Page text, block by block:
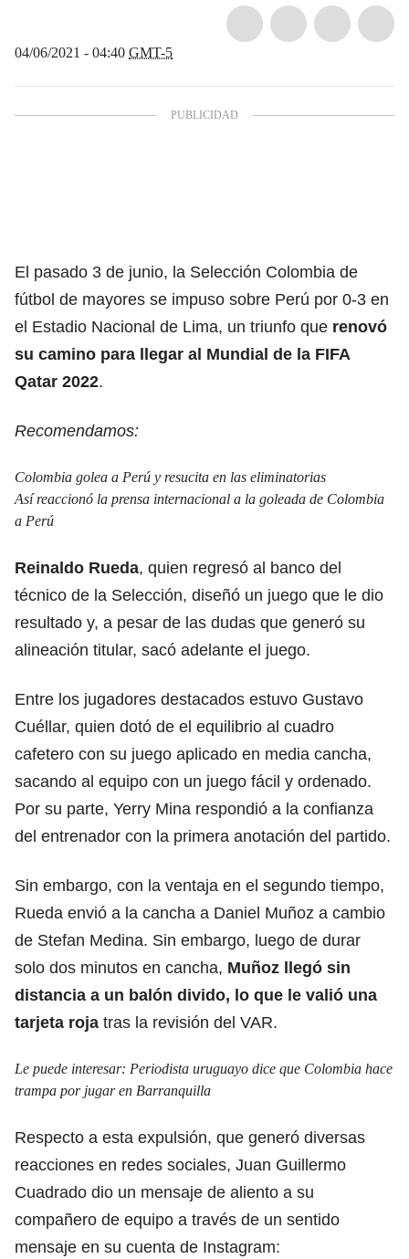
04/06/2021 - 04:40 GMT-5
El pasado 3 de junio, la Selección Colombia de
fútbol de mayores se impuso sobre Perú por 0-3 en
el Estadio Nacional de Lima, un triunfo que renovó
su camino para llegar al Mundial de la FIFA
Qatar 2022.
Recomendamos:
Colombia golea a Perú y resucita en las eliminatorias
Así reaccionó la prensa internacional a la goleada de Colombia
a Perú
Reinaldo Rueda, quien regresó al banco del
técnico de la Selección, diseñó un juego que le dio
resultado y, a pesar de las dudas que generó su
alineación titular, sacó adelante el juego.
Entre los jugadores destacados estuvo Gustavo
Cuéllar, quien dotó de el equilibrio al cuadro
cafetero con su juego aplicado en media cancha,
sacando al equipo con un juego fácil y ordenado.
Por su parte, Yerry Mina respondió a la confianza
del entrenador con la primera anotación del partido.
Sin embargo, con la ventaja en el segundo tiempo,
Rueda envió a la cancha a Daniel Muñoz a cambio
de Stefan Medina. Sin embargo, luego de durar
solo dos minutos en cancha, Muñoz llegó sin
distancia a un balón divido, lo que le valió una
tarjeta roja tras la revisión del VAR.
Le puede interesar: Periodista uruguayo dice que Colombia hace
trampa por jugar en Barranquilla
Respecto a esta expulsión, que generó diversas
reacciones en redes sociales, Juan Guillermo
Cuadrado dio un mensaje de aliento a su
compañero de equipo a través de un sentido
mensaje en su cuenta de Instagram: